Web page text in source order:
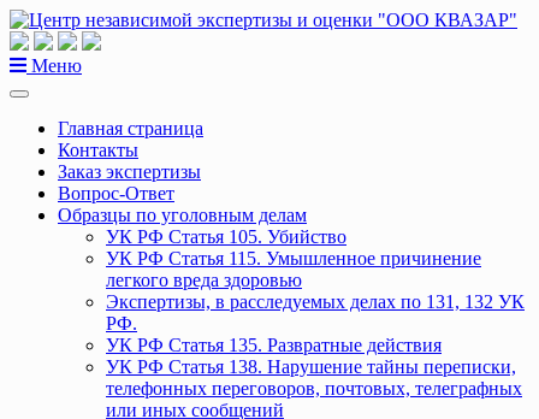
Перейти
к
содержанию
Меню
Главная страница
Контакты
Заказ экспертизы
Вопрос-Ответ
Образцы по уголовным делам
УК РФ Статья 105. Убийство
УК РФ Статья 115. Умышленное причинение
легкого вреда здоровью
Экспертизы, в расследуемых делах по 131, 132 УК
РФ.
УК РФ Статья 135. Развратные действия
УК РФ Статья 138. Нарушение тайны переписки,
телефонных переговоров, почтовых, телеграфных
или иных сообщений